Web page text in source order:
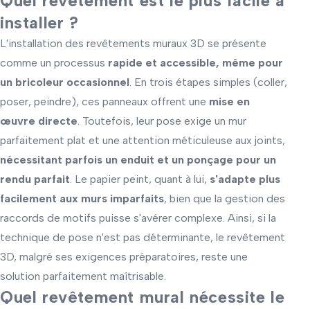
installer ?
L'installation des revêtements muraux 3D se présente
comme un processus rapide et accessible, même pour
un bricoleur occasionnel. En trois étapes simples (coller,
poser, peindre), ces panneaux offrent une mise en
œuvre directe. Toutefois, leur pose exige un mur
parfaitement plat et une attention méticuleuse aux joints,
nécessitant parfois un enduit et un ponçage pour un
rendu parfait. Le papier peint, quant à lui, s'adapte plus
facilement aux murs imparfaits, bien que la gestion des
raccords de motifs puisse s'avérer complexe. Ainsi, si la
technique de pose n'est pas déterminante, le revêtement
3D, malgré ses exigences préparatoires, reste une
solution parfaitement maîtrisable.
Quel revêtement mural nécessite le